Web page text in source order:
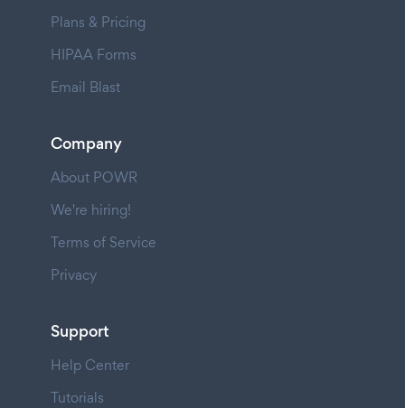
Plans & Pricing
HIPAA Forms
Email Blast
Company
About POWR
We're hiring!
Terms of Service
Privacy
Support
Help Center
Tutorials